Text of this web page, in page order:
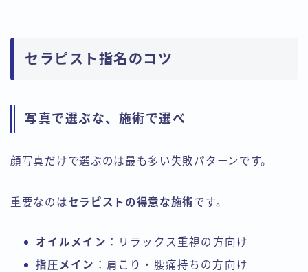
セラピスト指名のコツ
写真で選ぶな、施術で選べ
顔写真だけで選ぶのは最も多い失敗パターンです。
重要なのはセラピストの得意な施術です。
オイルメイン ：リラックス重視の方向け
指圧メイン ：肩こり・腰痛持ちの方向け